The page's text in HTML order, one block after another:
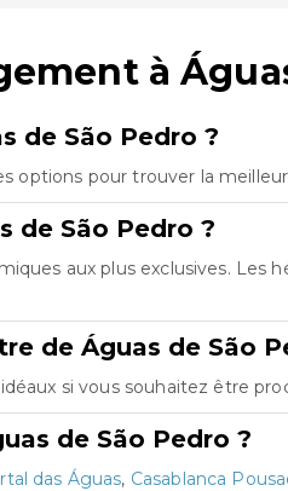
à
de São Pedro ?
options pour trouver la
de São Pedro ?
aux plus exclusives. Les
de Águas de São
si vous souhaitez être
de São Pedro ?
das Águas, Casablanca